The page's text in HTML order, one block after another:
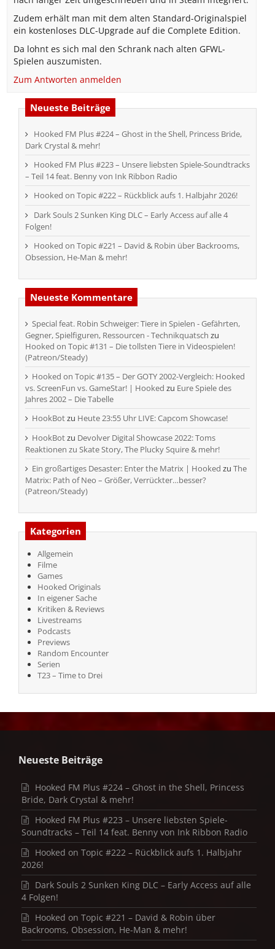
Zudem erhält man mit dem alten Standard-Originalspiel
ein kostenloses DLC-Upgrade auf die Complete Edition.
Da lohnt es sich mal den Schrank nach alten GFWL-
Spielen auszumisten.
Zum Antworten anmelden
Neueste Beiträge
Hooked FM Plus #224 – Ghost in the Shell, Princess Bride,
Dark Crystal & mehr!
Hooked FM Plus #223 – Unsere liebsten Spiele-Soundtracks
– Teil 14 feat. Benny von Ink Ribbon Radio
Hooked on Topic #222 – Rückblick aufs 1. Halbjahr 2026!
Dark Souls 2 Sunken King DLC – Early Access auf alle 4
Folgen!
Hooked on Topic #221 – David & Robin über Backrooms,
Obsession, He-Man & mehr!
Neueste Kommentare
Special feat. Robin Schweiger: Tiere in Spielen - Gefährten,
Gegner, Spielfiguren, Ressourcen - Technikquatsch zu
Hooked on Topic #131 – Die tollsten Tiere in Videospielen!
(Patreon/Steady)
Hooked on Topic #135 – Der GOTY 2002-Vergleich: Hooked
vs. ScreenFun vs. GameStar! | Hooked zu Eure Spiele des
Jahres 2002 – Die Tabelle
HookBotzu Heute 23:55 Uhr LIVE: Capcom Showcase!
HookBotzu Devolver Digital Showcase 2022: Toms
Reaktionen zu Skate Story, The Plucky Squire & mehr!
Ein großartiges Desaster: Enter the Matrix | Hooked zu The
Matrix: Path of Neo – Größer, Verrückter…besser?
(Patreon/Steady)
Kategorien
Allgemein
Filme
Games
Hooked Originals
In eigener Sache
Kritiken & Reviews
Livestreams
Podcasts
Previews
Random Encounter
Serien
T23 – Time to Drei
Neueste Beiträge
Hooked FM Plus #224 – Ghost in the Shell, Princess
Bride, Dark Crystal & mehr!
Hooked FM Plus #223 – Unsere liebsten Spiele-
Soundtracks – Teil 14 feat. Benny von Ink Ribbon Radio
Hooked on Topic #222 – Rückblick aufs 1. Halbjahr
2026!
Dark Souls 2 Sunken King DLC – Early Access auf alle
4 Folgen!
Hooked on Topic #221 – David & Robin über
Backrooms, Obsession, He-Man & mehr!